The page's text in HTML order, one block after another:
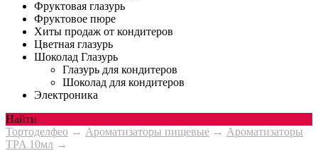
Фруктовая глазурь
Фруктовое пюре
Хиты продаж от кондитеров
Цветная глазурь
Шоколад Глазурь
Глазурь для кондитеров
Шоколад для кондитеров
Электроника
Найти
Тортоделфео → Ароматизаторы пищевые → Ароматизаторы
TPA 10мл →